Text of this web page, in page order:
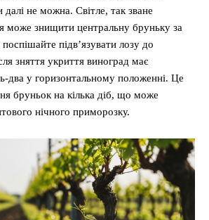
не можна. Світле, так зване
може знищити центральну бруньку за
підв’язувати лозу до
зняття укриття виноград має
два у горизонтальному положенні. Це
бруньок на кілька діб, що може
нічного приморозку.